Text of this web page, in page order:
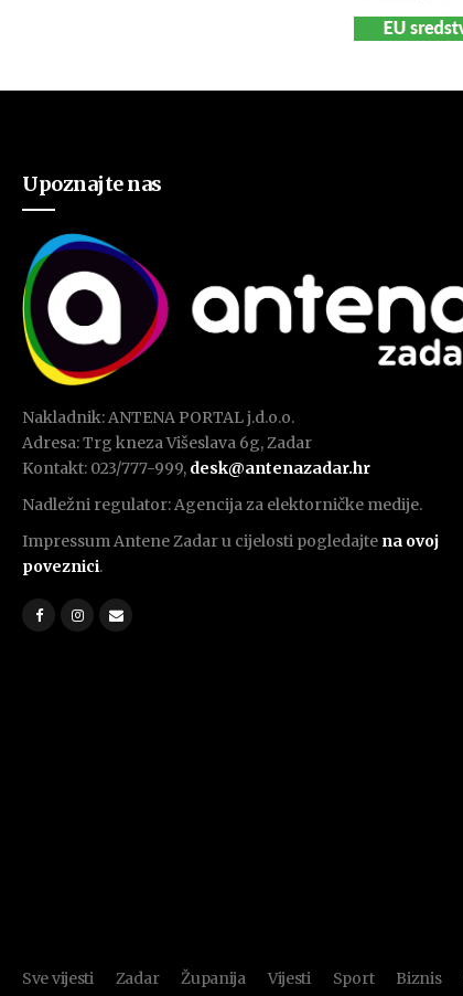
Upoznajte nas
Nakladnik: ANTENA PORTAL j.d.o.o.
Adresa: Trg kneza Višeslava 6g, Zadar
Kontakt: 023/777-999, desk@antenazadar.hr
Nadležni regulator: Agencija za elektorničke medije.
Impressum Antene Zadar u cijelosti pogledajte na ovoj
poveznici.
Sve vijesti Zadar Županija Vijesti Sport Biznis